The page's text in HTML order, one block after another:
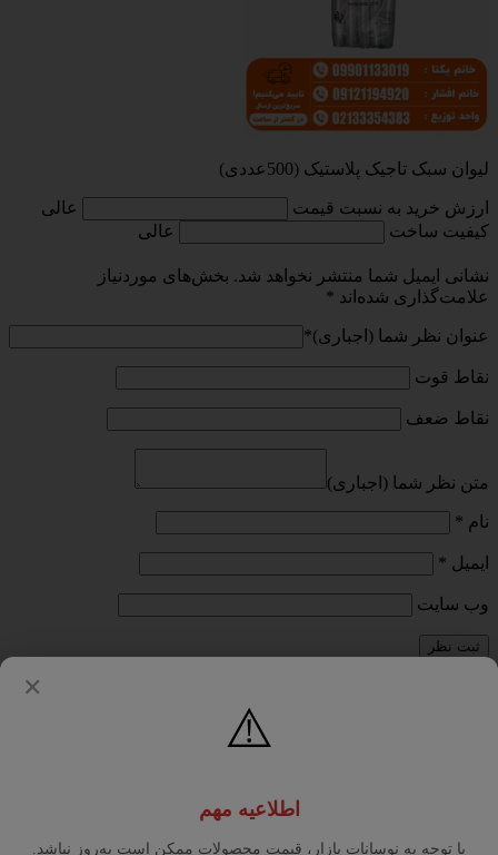
لیوان سبک تاجیک پلاستیک (500عددی)
ارزش خرید به نسبت قیمت
عالی
کیفیت ساخت
عالی
نشانی ایمیل شما منتشر نخواهد شد. بخش‌های موردنیاز
علامت‌گذاری شده‌اند *
عنوان نظر شما (اجباری)*
نقاط قوت
نقاط ضعف
متن نظر شما (اجباری)
نام *
ایمیل *
وب‌ سایت
قوانین انتشار محتوادر
مرکز رفاه رستوران داران اعلام می‌کنم.
دیگران را با نوشتن نظرات خود، برای انتخاب این
لطفا پیش از ارسال نظر، خلاصه قوانین زیر را مطالعه کنید: فارسی
بنویسید و از کیبورد فارسی استفاده کنید. بهتر است از فضای خالی
✕
⚠️
اطلاعیه مهم
با توجه به نوسانات بازار، قیمت محصولات ممکن است به‌روز نباشد.